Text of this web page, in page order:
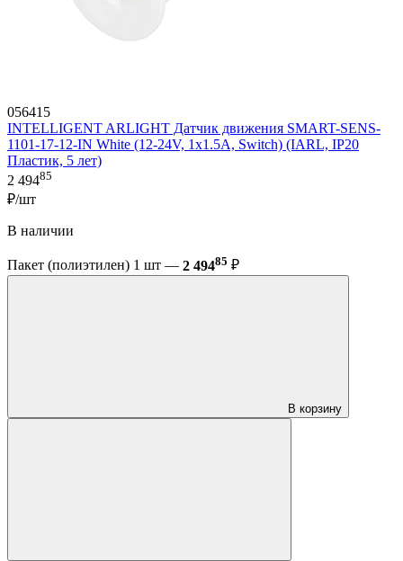
056415
INTELLIGENT ARLIGHT Датчик движения SMART-SENS-
1101-17-12-IN White (12-24V, 1x1.5A, Switch) (IARL, IP20
Пластик, 5 лет)
2 49485
₽/шт
В наличии
Пакет (полиэтилен) 1 шт — 2 49485 ₽
В корзину